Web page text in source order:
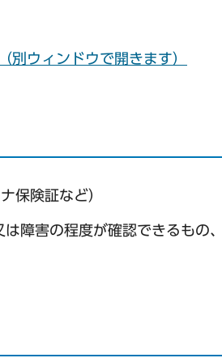
ウィンドウで開きます）
保険証など）
障害の程度が確認できるもの